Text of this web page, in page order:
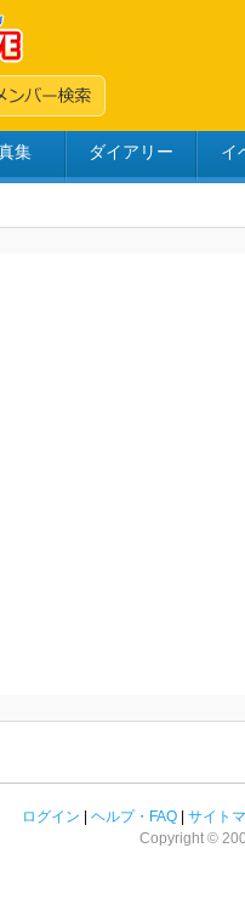
集 ダイアリー イ
ログイン ヘルプ・FAQ
サイト
Copyright ©